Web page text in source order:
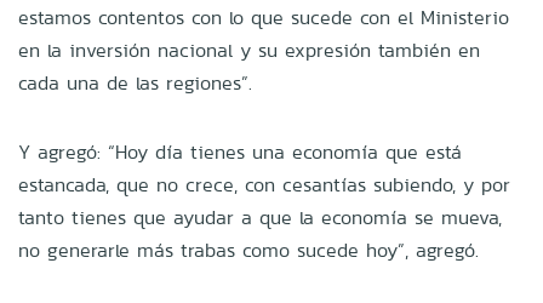
estamos contentos con lo que sucede con el Ministerio
en la inversión nacional y su expresión también en
cada una de las regiones”.
Y agregó: “Hoy día tienes una economía que está
estancada, que no crece, con cesantías subiendo, y por
tanto tienes que ayudar a que la economía se mueva,
no generarle más trabas como sucede hoy”, agregó.